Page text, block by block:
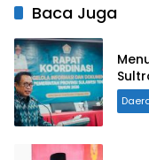
Baca Juga